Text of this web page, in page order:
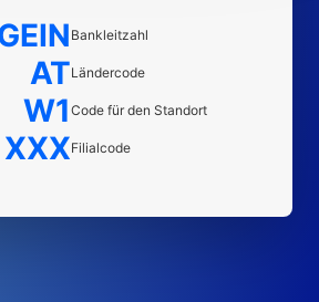
Bankleitzahl
ATLändercode
W1 Code für den Standort
XXXFilialcode